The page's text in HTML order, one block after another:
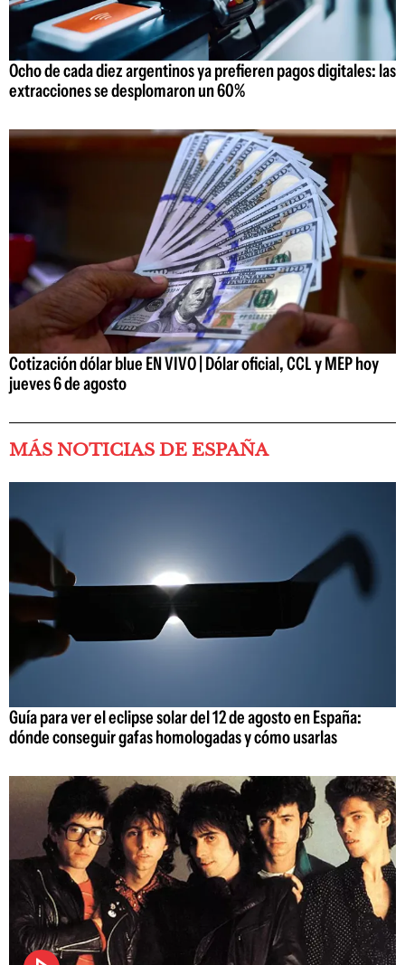
Ocho de cada diez argentinos ya prefieren pagos digitales: las
extracciones se desplomaron un 60%
Cotización dólar blue EN VIVO | Dólar oficial, CCL y MEP hoy
jueves 6 de agosto
MÁS NOTICIAS DE ESPAÑA
Guía para ver el eclipse solar del 12 de agosto en España:
dónde conseguir gafas homologadas y cómo usarlas